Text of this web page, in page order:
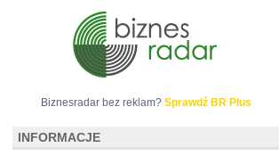
Biznesradar bez reklam? Sprawdź BR Plus
INFORMACJE